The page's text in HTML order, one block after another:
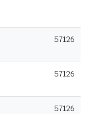
57126
57126
57126